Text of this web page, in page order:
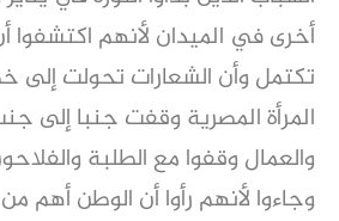
أخرى في الميدان لأنهم اكتشفوا
تكتمل وأن الشعارات تحولت إلى
المرأة المصرية وقفت جنبا إلى
والعمال وقفوا مع الطلبة
وجاءوا لأنهم رأوا أن الوطن أهم